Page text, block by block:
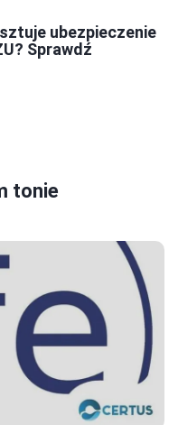
ubezpieczenie
Sprawdź
tonie